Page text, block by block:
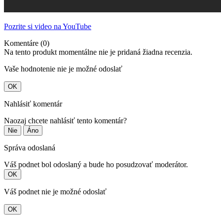
Pozrite si video na YouTube
Komentáre (0)
Na tento produkt momentálne nie je pridaná žiadna recenzia.
Vaše hodnotenie nie je možné odoslať
OK
Nahlásiť komentár
Naozaj chcete nahlásiť tento komentár?
Nie Áno
Správa odoslaná
Váš podnet bol odoslaný a bude ho posudzovať moderátor.
OK
Váš podnet nie je možné odoslať
OK